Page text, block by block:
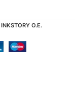
INKSTORY Ο.Ε.